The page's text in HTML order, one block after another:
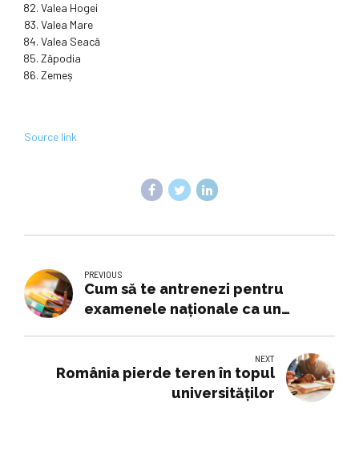
Valea Hogei
Valea Mare
Valea Seacă
Zăpodia
Zemeș
Source link
PREVIOUS
Cum să te antrenezi pentru
examenele naționale ca un
sfaturi pentru elevii care se
pregătesc de Evaluare și Bac.
NEXT
România pierde teren în topul
universităților